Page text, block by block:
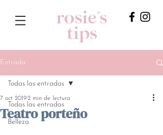
Entrada
Todas las entradas
Belleza
Todas las entradas
Teatro porteño
7 oct 20192 min de lectura